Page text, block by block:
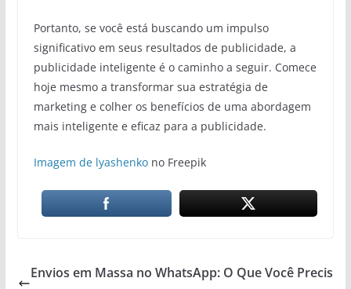
Portanto, se você está buscando um impulso
significativo em seus resultados de publicidade, a
publicidade inteligente é o caminho a seguir. Comece
hoje mesmo a transformar sua estratégia de
marketing e colher os benefícios de uma abordagem
mais inteligente e eficaz para a publicidade.
Imagem de lyashenkono Freepik
Envios em Massa no WhatsApp: O Que Você Precis